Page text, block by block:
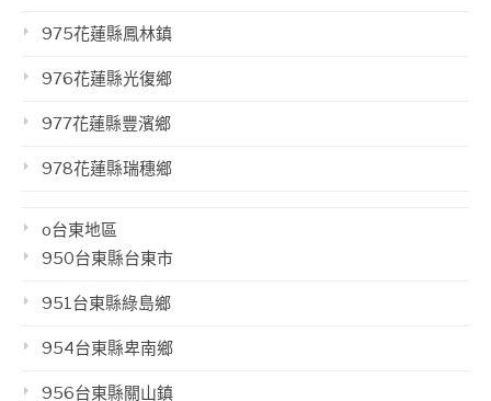
975花蓮縣鳳林鎮
976花蓮縣光復鄉
977花蓮縣豐濱鄉
978花蓮縣瑞穗鄉
o台東地區
950台東縣台東市
951台東縣綠島鄉
954台東縣卑南鄉
956台東縣關山鎮